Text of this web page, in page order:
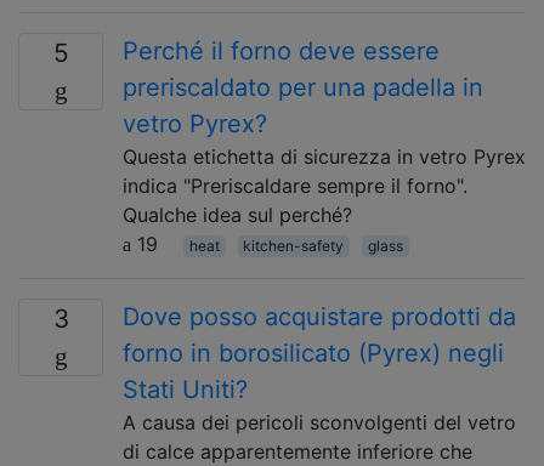
5
Perché il forno deve essere
preriscaldato per una padella in
vetro Pyrex?
Questa etichetta di sicurezza in vetro Pyrex
indica "Preriscaldare sempre il forno".
Qualche idea sul perché?
19
heat kitchen-safety glass
3
Dove posso acquistare prodotti da
forno in borosilicato (Pyrex) negli
Stati Uniti?
A causa dei pericoli sconvolgenti del vetro
di calce apparentemente inferiore che